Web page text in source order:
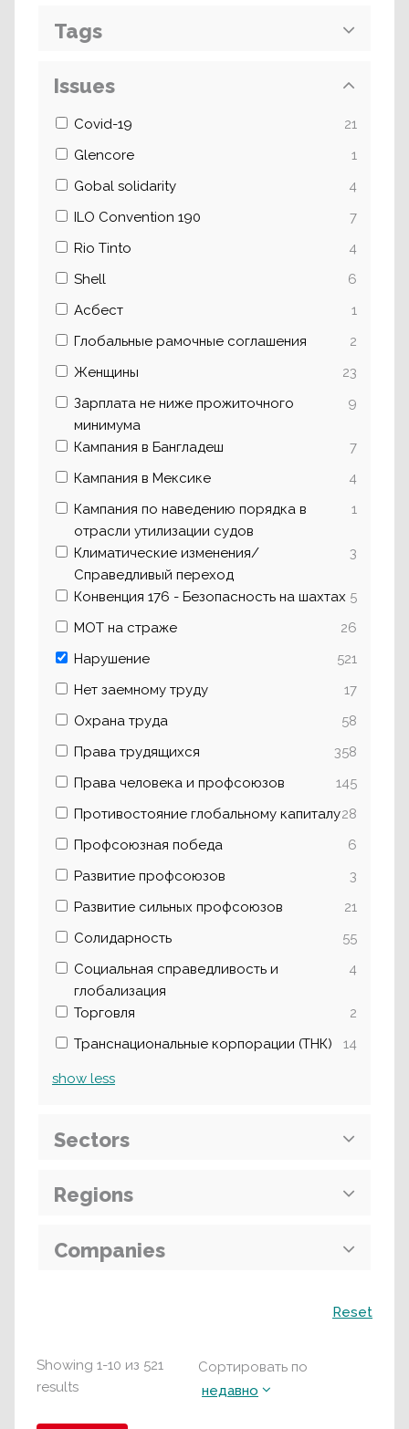
Showing 1-10 из 521
results
Сортировать по
недавно
Tags
Issues
Covid-19
21
Glencore
1
Gobal solidarity
4
ILO Convention 190
7
Rio Tinto
4
Shell
6
Асбест
1
Глобальные рамочные соглашения
2
Женщины
23
Зарплата не ниже прожиточного
минимума
9
Кампания в Бангладеш
7
Кампания в Мексике
4
Кампания по наведению порядка в
отрасли утилизации судов
1
Климатические изменения/
Справедливый переход
3
Конвенция 176 - Безопасность на шахтах 5
МОТ на страже
26
Нарушение
521
Нет заемному труду
17
Охрана труда
58
Права трудящихся
358
Права человека и профсоюзов
145
Противостояние глобальному капиталу28
Профсоюзная победа
6
Развитие профсоюзов
3
Развитие сильных профсоюзов
21
Солидарность
55
Социальная справедливость и
глобализация
4
Торговля
2
Транснациональные корпорации (ТНК)
14
show less
Sectors
Regions
Companies
Reset